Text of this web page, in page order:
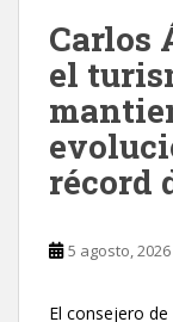
Carlos
el
récord
5 agosto, 2026
El consejero